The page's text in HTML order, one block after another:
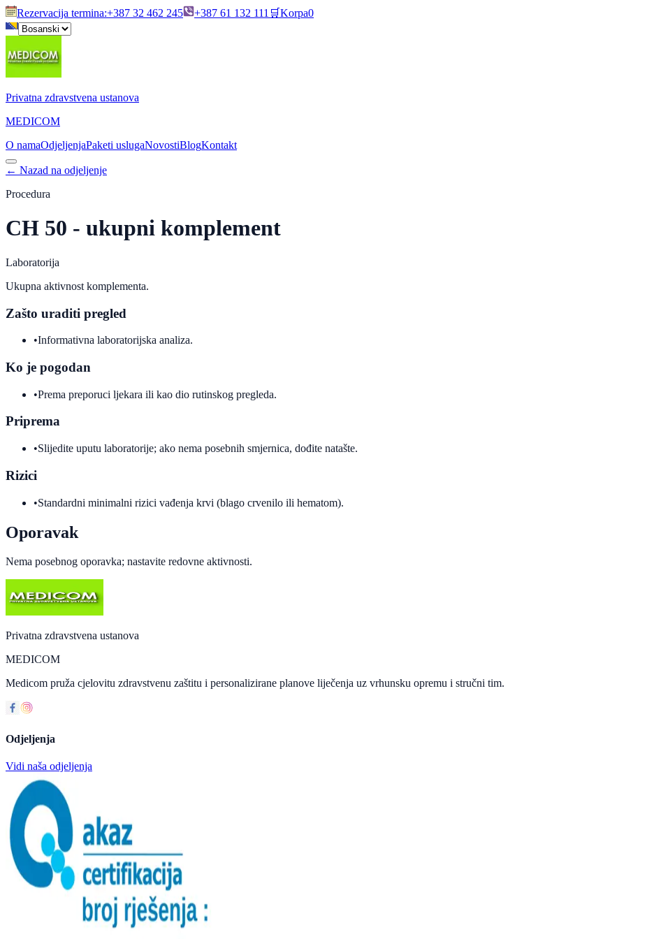
Rezervacija termina:+387 32 462 245 +387 61 132 111 🛒Korpa0
Privatna zdravstvena ustanova
MEDICOM
O namaOdjeljenjaPaketi uslugaNovostiBlogKontakt
← Nazad na odjeljenje
Procedura
CH 50 - ukupni komplement
Laboratorija
Ukupna aktivnost komplementa.
Zašto uraditi pregled
•Informativna laboratorijska analiza.
Ko je pogodan
•Prema preporuci ljekara ili kao dio rutinskog pregleda.
Priprema
•Slijedite uputu laboratorije; ako nema posebnih smjernica, dođite natašte.
Rizici
•Standardni minimalni rizici vađenja krvi (blago crvenilo ili hematom).
Oporavak
Nema posebnog oporavka; nastavite redovne aktivnosti.
Privatna zdravstvena ustanova
MEDICOM
Medicom pruža cjelovitu zdravstvenu zaštitu i personalizirane planove liječenja uz vrhunsku opremu i stručni tim.
Odjeljenja
Vidi naša odjeljenja